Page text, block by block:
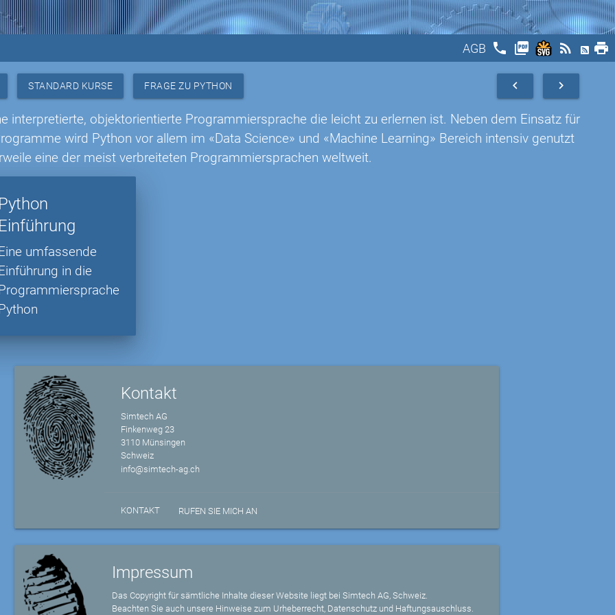
AGB phone picture_as_pdf rss_feed print
STANDARD KURSE FRAGE ZU PYTHON navigate_next
navigate_before
interpretierte, objektorientierte Programmiersprache die leicht zu erlernen ist. Neben dem Einsatz für
wird Python vor allem im «Data Science» und «Machine Learning» Bereich intensiv genutzt
eine der meist verbreiteten Programmiersprachen weltweit.
Python
Einführung
umfassende
in die
Kontakt
Simtech AG
Finkenweg 23
3110 Münsingen
Schweiz
info@simtech-ag.ch
KONTAKT RUFEN SIE MICH AN
Impressum
Das Copyright für sämtliche Inhalte dieser Website liegt bei Simtech AG, Schweiz.
Beachten Sie auch unsere Hinweise zum Urheberrecht, Datenschutz und Haftungsauschluss.